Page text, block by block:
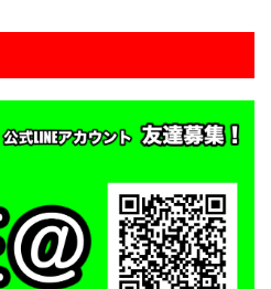
ピード 食事
高円宮杯
ユース
鹿島学園